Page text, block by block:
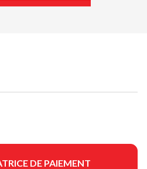
DE PAIEMENT